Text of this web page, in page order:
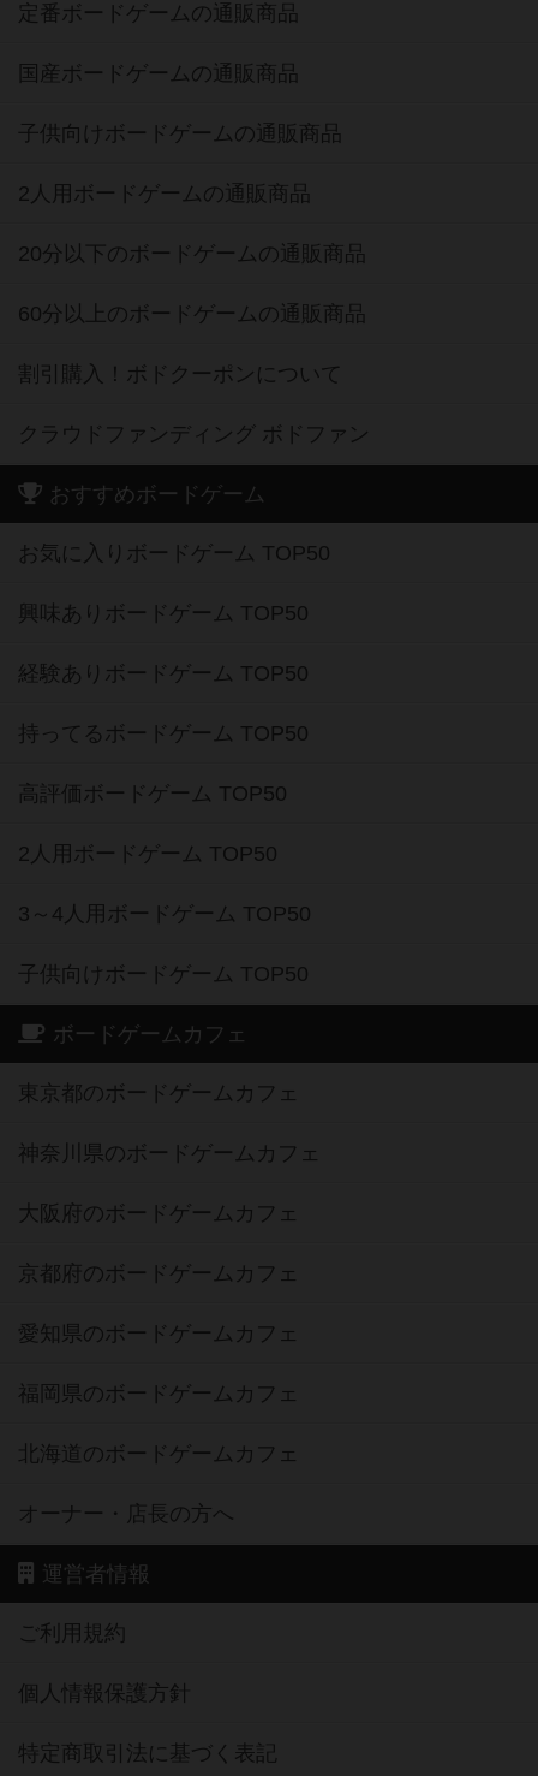
定番ボードゲームの通販商品
国産ボードゲームの通販商品
子供向けボードゲームの通販商品
2人用ボードゲームの通販商品
20分以下のボードゲームの通販商品
60分以上のボードゲームの通販商品
割引購入！ボドクーポンについて
クラウドファンディング ボドファン
おすすめボードゲーム
お気に入りボードゲーム TOP50
興味ありボードゲーム TOP50
経験ありボードゲーム TOP50
持ってるボードゲーム TOP50
高評価ボードゲーム TOP50
2人用ボードゲーム TOP50
3～4人用ボードゲーム TOP50
子供向けボードゲーム TOP50
ボードゲームカフェ
東京都のボードゲームカフェ
神奈川県のボードゲームカフェ
大阪府のボードゲームカフェ
京都府のボードゲームカフェ
愛知県のボードゲームカフェ
福岡県のボードゲームカフェ
北海道のボードゲームカフェ
オーナー・店長の方へ
運営者情報
ご利用規約
個人情報保護方針
特定商取引法に基づく表記